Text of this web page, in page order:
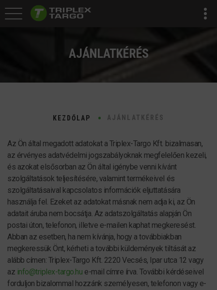
AJÁNLATKÉRÉS
KEZDŐLAP AJÁNLATKÉRÉS
Az Ön által megadott adatokat a Triplex-Targo Kft. bizalmasan,
az érvényes adatvédelmi jogszabályoknak megfelelően kezeli,
és azokat elsősorban az Ön által igénybe venni kívánt
szolgáltatások teljesítésére, valamint termékeivel és
szolgáltatásaival kapcsolatos információk eljuttatására
használja fel. Ezeket az adatokat másnak nem adja ki, az Ön
adatait áruba nem bocsátja. Az adatszolgáltatás alapján Ön
postai úton, telefonon, illetve e-mailen kaphat megkeresést.
Abban az esetben, ha nem kívánja, hogy a továbbiakban
megkeressük Önt, kérheti a további küldemények tiltását az
alább címen: Triplex-Targo Kft. 2220 Vecsés, Ipar utca 12 vagy
az info@triplex-targo.hu e-mail címre írva. További kérdéseivel
forduljon bizalommal hozzánk személyesen, telefonon vagy e-